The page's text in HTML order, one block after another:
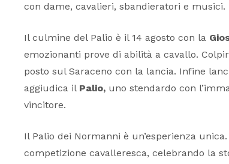
con dame, cavalieri, sbandieratori e musici.
Il culmine del Palio è il 14 agosto con la
emozionanti prove di abilità a cavallo.
posto sul Saraceno con la lancia. Infine
aggiudica il Palio, uno stendardo con
vincitore.
Il Palio dei Normanni è un’esperienza
competizione cavalleresca, celebrando la